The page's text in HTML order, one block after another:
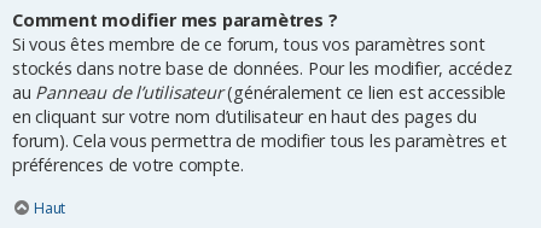
Comment modifier mes paramètres ?
Si vous êtes membre de ce forum, tous vos paramètres sont
stockés dans notre base de données. Pour les modifier, accédez
au Panneau de l’utilisateur(généralement ce lien est accessible
en cliquant sur votre nom d’utilisateur en haut des pages du
forum). Cela vous permettra de modifier tous les paramètres et
préférences de votre compte.
Haut